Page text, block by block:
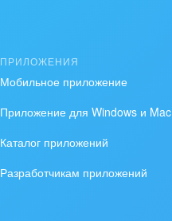
ПРИЛОЖЕНИЯ
Мобильное приложение
Приложение для Windows и Mac
Каталог приложений
Разработчикам приложений